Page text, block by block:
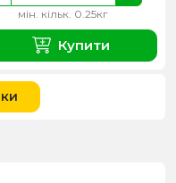
мін. кільк. 0.25кг
Купити